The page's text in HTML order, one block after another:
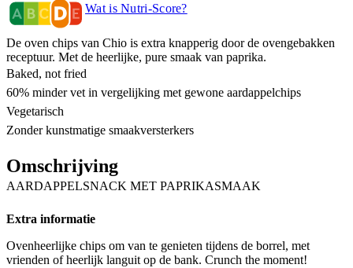
Wat is Nutri-Score?
De oven chips van Chio is extra knapperig door de ovengebakken
receptuur. Met de heerlijke, pure smaak van paprika.
Baked, not fried
60% minder vet in vergelijking met gewone aardappelchips
Vegetarisch
Zonder kunstmatige smaakversterkers
Omschrijving
AARDAPPELSNACK MET PAPRIKASMAAK
Extra informatie
Ovenheerlijke chips om van te genieten tijdens de borrel, met
vrienden of heerlijk languit op de bank. Crunch the moment!